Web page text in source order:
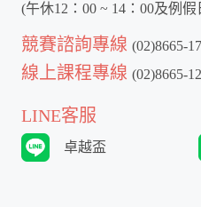
(午休12：00 ~ 14：00及例
競賽諮詢專線 (02)8665-
線上課程專線 (02)8665-
LINE客服
卓越盃